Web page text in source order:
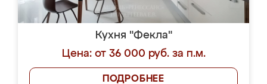
Кухня "Фекла"
Цена: от 36 000 руб. за п.м.
ПОДРОБНЕЕ